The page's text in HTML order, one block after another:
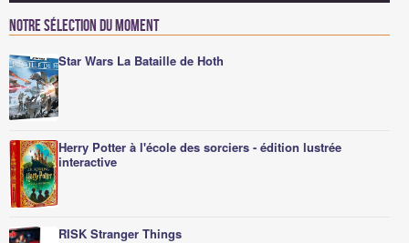
Notre sélection du moment
Star Wars La Bataille de Hoth
Herry Potter à l'école des sorciers - édition lustrée
interactive
RISK Stranger Things